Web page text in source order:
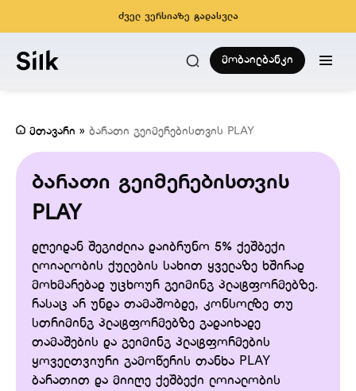
ძველ ვერსიაზე გადასვლა
მობაილბანკი
მთავარი » ბარათი გეიმერებისთვის PLAY
ბარათი გეიმერებისთვის
PLAY
დღეიდან შეგიძლია დაიბრუნო 5% ქეშბექი
ლოიალობის ქულების სახით ყველაზე ხშირად
მოხმარებად უცხოურ გეიმინგ პლატფორმებზე.
რასაც არ უნდა თამაშობდე, კონსოლზე თუ
სთრიმინგ პლატფორმებზე გადაიხადე
თამაშების და გეიმინგ პლატფორმების
ყოველთვიური გამოწერის თანხა PLAY
ბარათით და მიიღე ქეშბექი ლოიალობის